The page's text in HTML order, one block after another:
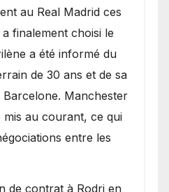
au Real Madrid ces
finalement choisi le
a été informé du
de 30 ans et de sa
Manchester
mis au courant, ce qui
entre les
de contrat à Rodri en